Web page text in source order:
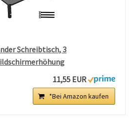
Schreibtisch, 3
11,55 EUR
*Bei Amazon kaufen